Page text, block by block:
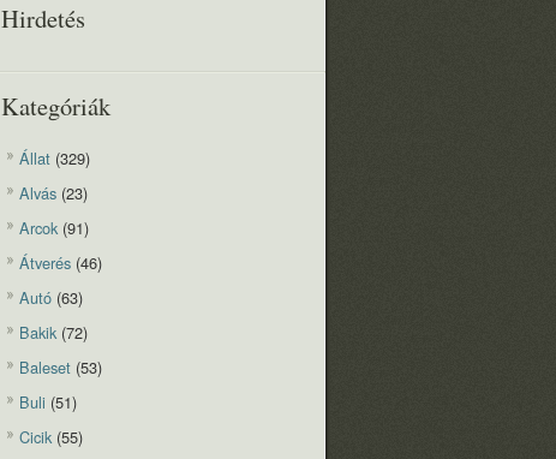
Hirdetés
Kategóriák
Állat (329)
Alvás (23)
Arcok(91)
Átverés (46)
Autó (63)
Bakik(72)
Baleset (53)
Buli (51)
Cicik(55)